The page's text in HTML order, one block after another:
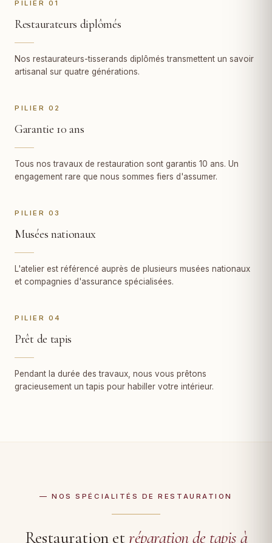
PILIER 01
Restaurateurs diplômés
Nos restaurateurs-tisserands diplômés transmettent un savoir
artisanal sur quatre générations.
PILIER 02
Garantie 10 ans
Tous nos travaux de restauration sont garantis 10 ans. Un
engagement rare que nous sommes fiers d'assumer.
PILIER 03
Musées nationaux
L'atelier est référencé auprès de plusieurs musées nationaux
et compagnies d'assurance spécialisées.
PILIER 04
Prêt de tapis
Pendant la durée des travaux, nous vous prêtons
gracieusement un tapis pour habiller votre intérieur.
— NOS SPÉCIALITÉS DE RESTAURATION
Restauration etréparation de tapis à